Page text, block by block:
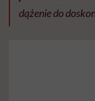
dążenie do